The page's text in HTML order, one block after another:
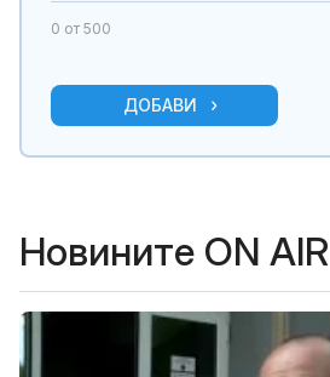
0 от 500
ДОБАВИ
Новините ON AIR